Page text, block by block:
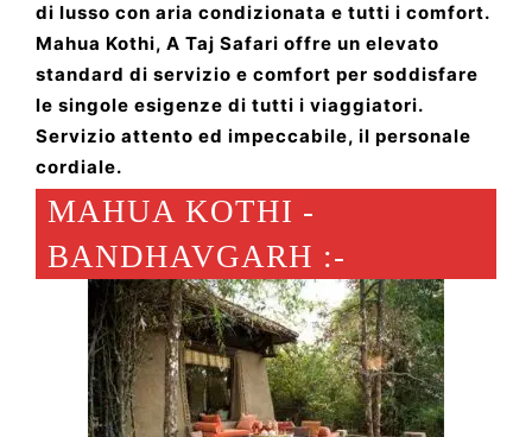
di lusso con aria condizionata e tutti i comfort.
Mahua Kothi, A Taj Safari offre un elevato
standard di servizio e comfort per soddisfare
le singole esigenze di tutti i viaggiatori.
Servizio attento ed impeccabile, il personale
cordiale.
MAHUA KOTHI -
BANDHAVGARH :-